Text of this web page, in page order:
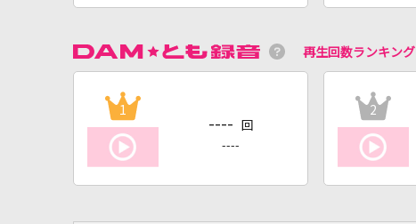
再生回数ランキング
1
---- 回
----
2